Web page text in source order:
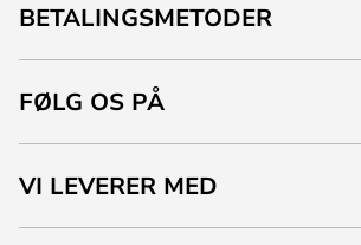
BETALINGSMETODER
FØLG OS PÅ
VI LEVERER MED